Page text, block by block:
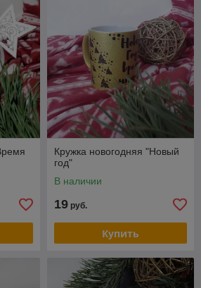
Кружка новогодняя "Новый
год"
В наличии
19 руб.
Купить